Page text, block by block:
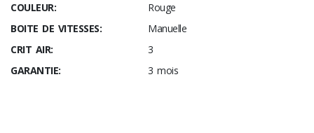
COULEUR:
Rouge
BOITE DE VITESSES:
Manuelle
CRIT AIR:
3
GARANTIE:
3 mois